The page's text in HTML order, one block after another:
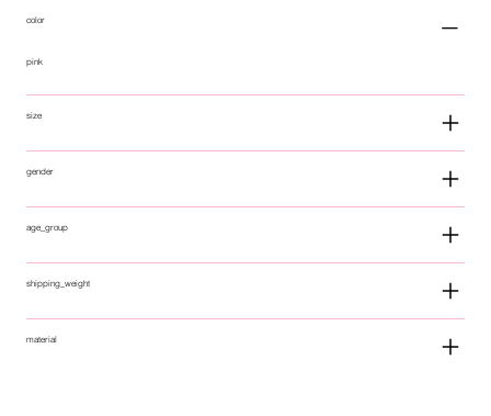
color
pink
size
gender
age_group
shipping_weight
material